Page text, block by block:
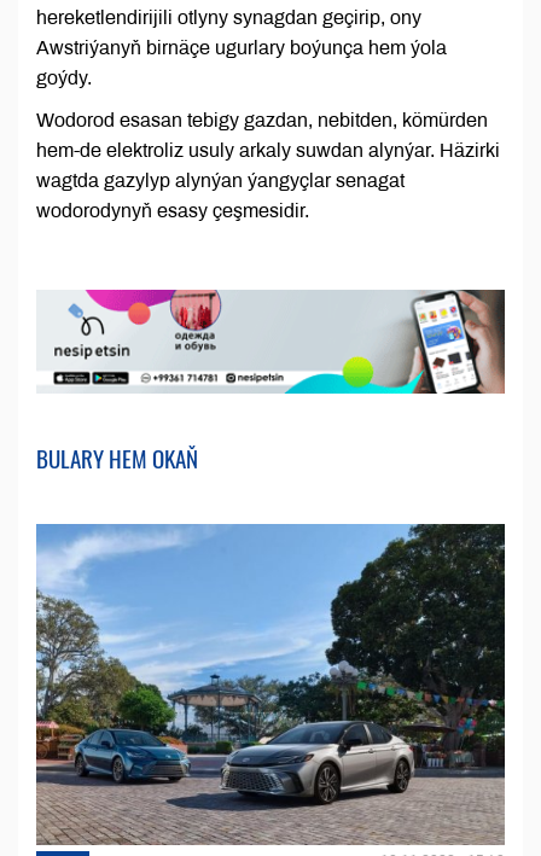
hereketlendirijili otlyny synagdan geçirip, ony
Awstriýanyň birnäçe ugurlary boýunça hem ýola
goýdy.
Wodorod esasan tebigy gazdan, nebitden, kömürden
hem-de elektroliz usuly arkaly suwdan alynýar. Häzirki
wagtda gazylyp alynýan ýangyçlar senagat
wodorodynyň esasy çeşmesidir.
BULARY HEM OKAŇ